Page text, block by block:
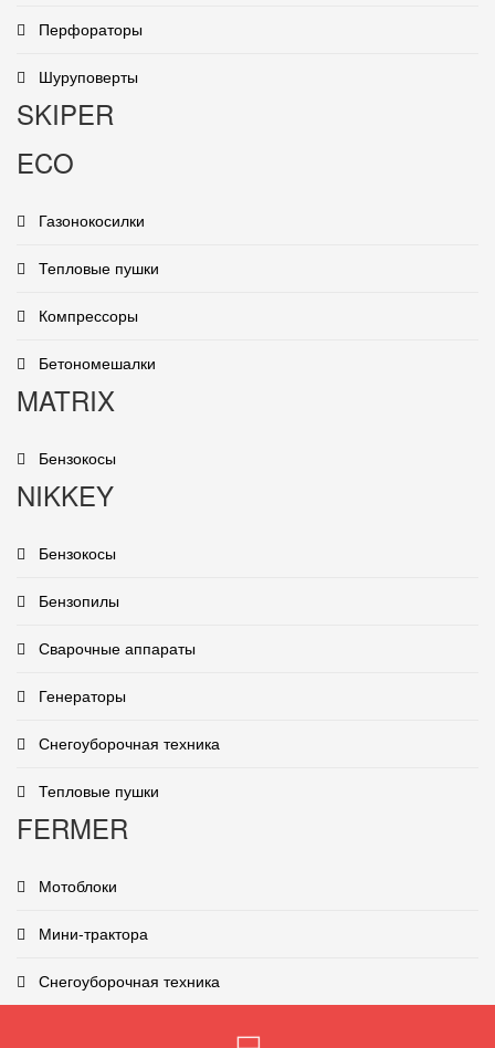
Перфораторы
Шуруповерты
SKIPER
ECO
Газонокосилки
Тепловые пушки
Компрессоры
Бетономешалки
MATRIX
Бензокосы
NIKKEY
Бензокосы
Бензопилы
Сварочные аппараты
Генераторы
Снегоуборочная техника
Тепловые пушки
FERMER
Мотоблоки
Мини-трактора
Снегоуборочная техника